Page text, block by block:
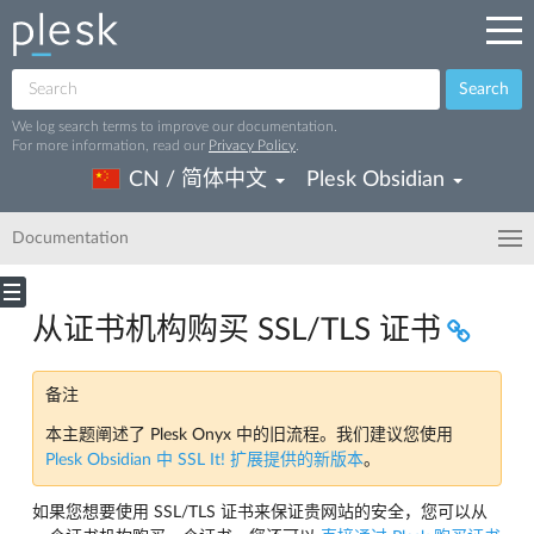
Search
We log search terms to improve our documentation.
For more information, read our Privacy Policy
CN / 简体中文 Plesk Obsidian
Documentation
从证书机构购买 SSL/TLS 证书
备注
本主题阐述了 Plesk Onyx 中的旧流程。我们建议您使用
Plesk Obsidian 中 SSL It! 扩展提供的新版本。
如果您想要使用 SSL/TLS 证书来保证贵网站的安全，您可以从